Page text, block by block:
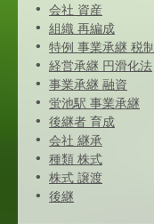
会社 資産
組織 再編成
特例 事業承継 税制
経営承継 円滑化法
事業承継 融資
蛍池駅 事業承継
後継者 育成
会社 継承
種類 株式
株式 譲渡
後継